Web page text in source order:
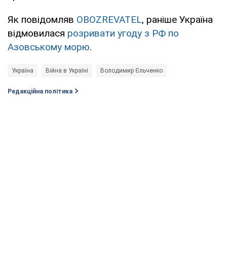
Як повідомляв OBOZREVATEL, раніше Україна
відмовилася розривати угоду з РФ по
Азовському морю.
Україна Війна в Україні Володимир Єльченко
Редакційна політика